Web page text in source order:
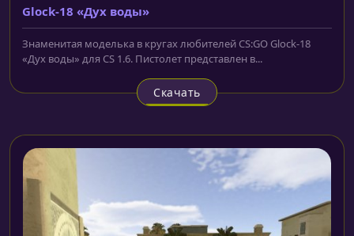
Glock-18 «Дух воды»
Знаменитая моделька в кругах любителей CS:GO Glock-18
«Дух воды» для CS 1.6. Пистолет представлен в...
Скачать